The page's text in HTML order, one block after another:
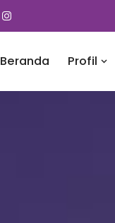
Beranda Profil